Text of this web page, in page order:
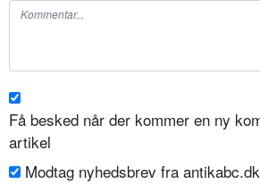
Få besked når der kommer en ny
artikel
Modtag nyhedsbrev fra antikabc.dk